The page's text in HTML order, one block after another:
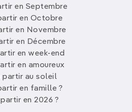
en Septembre
en Octobre
en Novembre
en Décembre
en week-end
en amoureux
partir au soleil
en famille ?
en 2026 ?